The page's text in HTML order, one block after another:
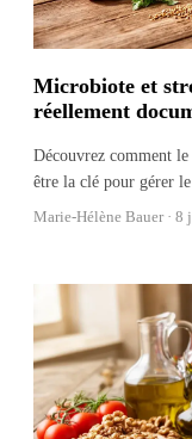
Microbiote et
réellement
Découvrez comment
être la clé pour gérer
Marie-Hélène Bauer · 8